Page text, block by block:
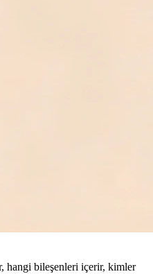
hangi bileşenleri içerir, kimler